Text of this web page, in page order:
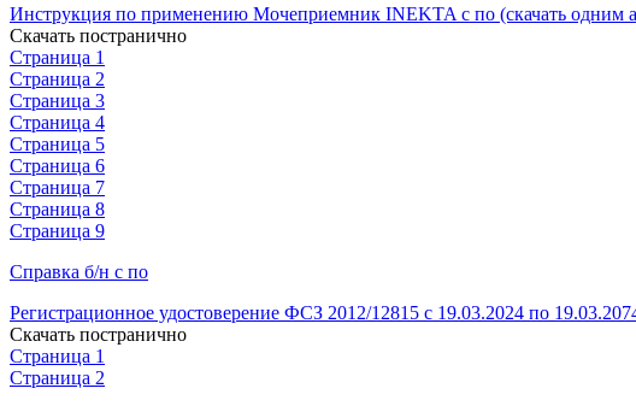
Инструкция по применению Мочеприемник INEKTA с по (скачать одним
Скачать постранично
Страница 1
Страница 2
Страница 3
Страница 4
Страница 5
Страница 6
Страница 7
Страница 8
Страница 9
Справка б/н с по
Регистрационное удостоверение ФСЗ 2012/12815 с 19.03.2024 по
Скачать постранично
Страница 1
Страница 2